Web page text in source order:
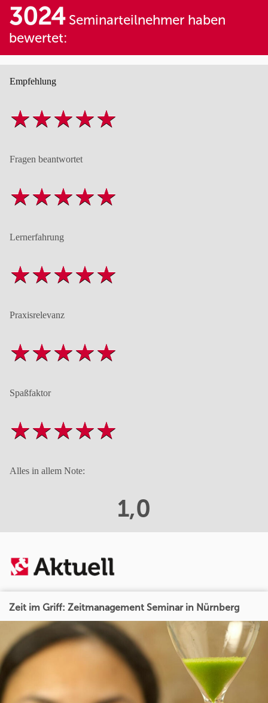
3024Seminarteilnehmer haben
bewertet:
Empfehlung
Fragen beantwortet
Lernerfahrung
Praxisrelevanz
Spaßfaktor
Alles in allem Note:
1,0
Zeit im Griff: Zeitmanagement Seminar in Nürnberg